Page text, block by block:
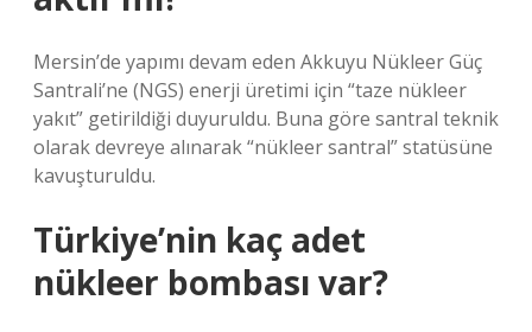
Mersin’de yapımı devam eden Akkuyu Nükleer Güç
Santrali’ne (NGS) enerji üretimi için “taze nükleer
yakıt” getirildiği duyuruldu. Buna göre santral teknik
olarak devreye alınarak “nükleer santral” statüsüne
kavuşturuldu.
Türkiye’nin kaç adet
nükleer bombası var?